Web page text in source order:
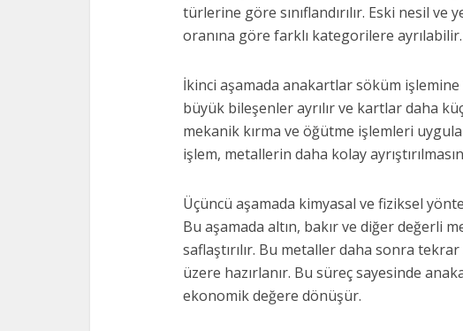
türlerine göre sınıflandırılır. Eski nesil
oranına göre farklı kategorilere ayrılabilir.
İkinci aşamada anakartlar söküm
büyük bileşenler ayrılır ve kartlar daha
mekanik kırma ve öğütme işlemleri
işlem, metallerin daha kolay
Üçüncü aşamada kimyasal ve fiziksel
Bu aşamada altın, bakır ve diğer değerli
saflaştırılır. Bu metaller daha sonra
üzere hazırlanır. Bu süreç sayesinde
ekonomik değere dönüşür.